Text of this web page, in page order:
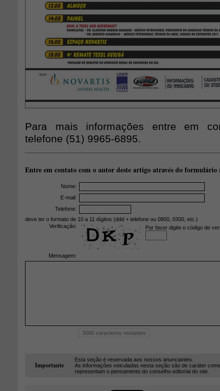
Para mais informações entre em
telefone (51) 9965-6895.
Entre em contato com o autor deste artigo através do formulário
Nome:
E-mail:
Telefone:
deve ter o formato de 10 a 11 dígitos (ddd + telefone ou 0800, 0300, etc.)
Verificação:
Por favor digite o código de
Mensagem:
3000 caracteres restantes
Importante
Esta seção é reservada aos nossos anunciantes.
As informações veiculadas nesta seção são de caráter
representam o pensamento do conselho editorial do site.